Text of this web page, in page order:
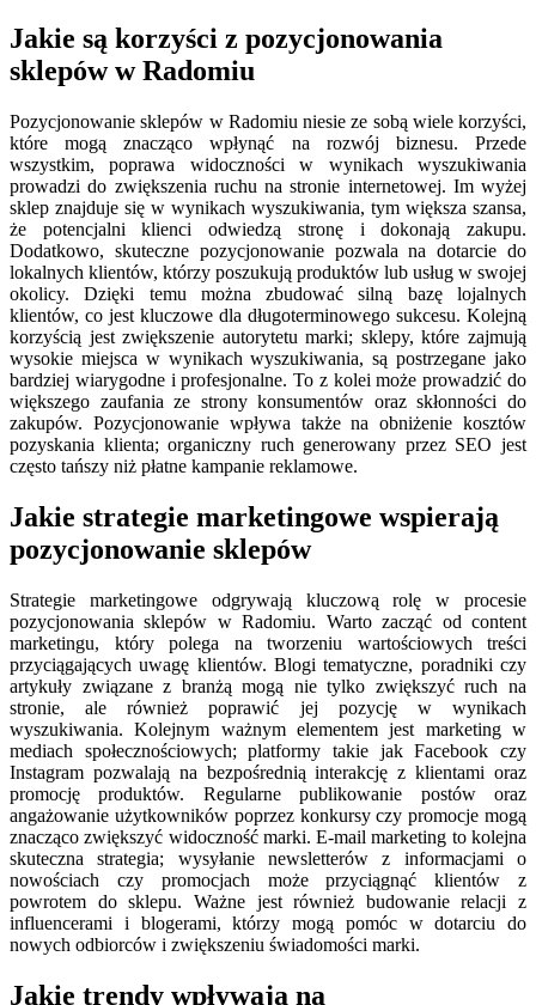
Jakie są korzyści z pozycjonowania
sklepów w Radomiu
Pozycjonowanie sklepów w Radomiu niesie ze sobą wiele korzyści,
które mogą znacząco wpłynąć na rozwój biznesu. Przede
wszystkim, poprawa widoczności w wynikach wyszukiwania
prowadzi do zwiększenia ruchu na stronie internetowej. Im wyżej
sklep znajduje się w wynikach wyszukiwania, tym większa szansa,
że potencjalni klienci odwiedzą stronę i dokonają zakupu.
Dodatkowo, skuteczne pozycjonowanie pozwala na dotarcie do
lokalnych klientów, którzy poszukują produktów lub usług w swojej
okolicy. Dzięki temu można zbudować silną bazę lojalnych
klientów, co jest kluczowe dla długoterminowego sukcesu. Kolejną
korzyścią jest zwiększenie autorytetu marki; sklepy, które zajmują
wysokie miejsca w wynikach wyszukiwania, są postrzegane jako
bardziej wiarygodne i profesjonalne. To z kolei może prowadzić do
większego zaufania ze strony konsumentów oraz skłonności do
zakupów. Pozycjonowanie wpływa także na obniżenie kosztów
pozyskania klienta; organiczny ruch generowany przez SEO jest
często tańszy niż płatne kampanie reklamowe.
Jakie strategie marketingowe wspierają
pozycjonowanie sklepów
Strategie marketingowe odgrywają kluczową rolę w procesie
pozycjonowania sklepów w Radomiu. Warto zacząć od content
marketingu, który polega na tworzeniu wartościowych treści
przyciągających uwagę klientów. Blogi tematyczne, poradniki czy
artykuły związane z branżą mogą nie tylko zwiększyć ruch na
stronie, ale również poprawić jej pozycję w wynikach
wyszukiwania. Kolejnym ważnym elementem jest marketing w
mediach społecznościowych; platformy takie jak Facebook czy
Instagram pozwalają na bezpośrednią interakcję z klientami oraz
promocję produktów. Regularne publikowanie postów oraz
angażowanie użytkowników poprzez konkursy czy promocje mogą
znacząco zwiększyć widoczność marki. E-mail marketing to kolejna
skuteczna strategia; wysyłanie newsletterów z informacjami o
nowościach czy promocjach może przyciągnąć klientów z
powrotem do sklepu. Ważne jest również budowanie relacji z
influencerami i blogerami, którzy mogą pomóc w dotarciu do
nowych odbiorców i zwiększeniu świadomości marki.
Jakie trendy wpływają na